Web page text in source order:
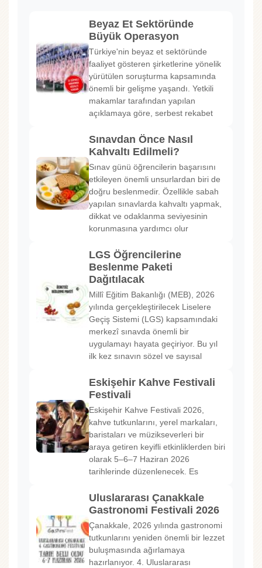
Beyaz Et Sektöründe
Büyük Operasyon
Türkiye'nin beyaz et sektöründe
faaliyet gösteren şirketlerine yönelik
yürütülen soruşturma kapsamında
önemli bir gelişme yaşandı. Yetkili
makamlar tarafından yapılan
açıklamaya göre, serbest rekabet
Sınavdan Önce Nasıl
Kahvaltı Edilmeli?
Sınav günü öğrencilerin başarısını
etkileyen önemli unsurlardan biri de
doğru beslenmedir. Özellikle sabah
yapılan sınavlarda kahvaltı yapmak,
dikkat ve odaklanma seviyesinin
korunmasına yardımcı olur
LGS Öğrencilerine
Beslenme Paketi
Dağıtılacak
Millî Eğitim Bakanlığı (MEB), 2026
yılında gerçekleştirilecek Liselere
Geçiş Sistemi (LGS) kapsamındaki
merkezî sınavda önemli bir
uygulamayı hayata geçiriyor. Bu yıl
ilk kez sınavın sözel ve sayısal
Eskişehir Kahve Festivali
Festivali
Eskişehir Kahve Festivali 2026,
kahve tutkunlarını, yerel markaları,
baristaları ve müzikseverleri bir
araya getiren keyifli etkinliklerden biri
olarak 5–6–7 Haziran 2026
tarihlerinde düzenlenecek. Es
Uluslararası Çanakkale
Gastronomi Festivali 2026
Çanakkale, 2026 yılında gastronomi
tutkunlarını yeniden önemli bir lezzet
buluşmasında ağırlamaya
hazırlanıyor. 4. Uluslararası